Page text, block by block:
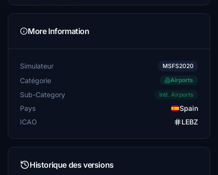
More Information
Simulateur MSFS2020
Catégorie Airports
Sub-Category Intl. Airports
Pays
Spain
ICAO
LEBZ
Historique des versions